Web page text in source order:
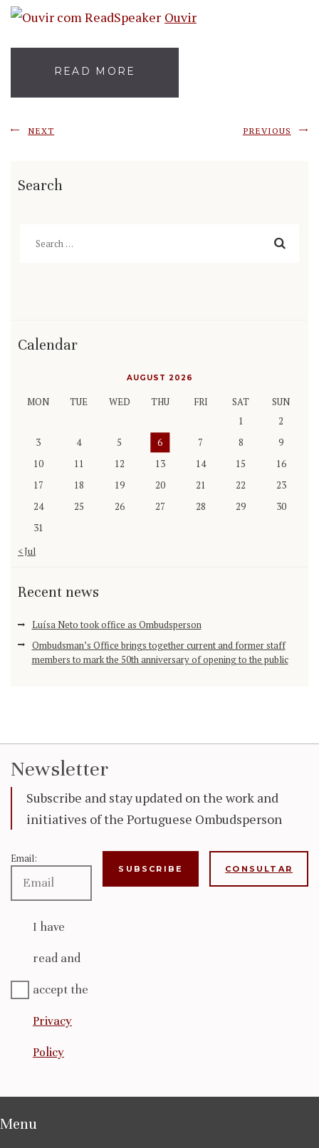
Ouvir
READ MORE
NEXT PREVIOUS
Search
Calendar
AUGUST 2026
MON TUE WED THU FRI SAT
SUN
1
2
3
4 5 6 7 8
9
10
11 12 13 14 15
16
17
18 19 20 21 22
23
24
25 26 27 28 29
30
31
« Jul
Recent news
Luísa Neto took office as Ombudsperson
Ombudsman’s Office brings together current and former staff
members to mark the 50th anniversary of opening to the public
Newsletter
Subscribe and stay updated on the work and
initiatives of the Portuguese Ombudsperson
Email:
I have
read and
accept the
Privacy
Policy
CONSULTAR
Menu